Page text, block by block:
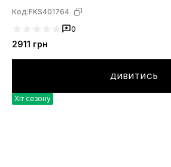
Код:FKS401764
0
2911 грн
ДИВИТИСЬ
Хіт сезону